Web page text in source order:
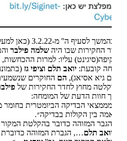
לסעיף ה'' מ-3.2.22 (כאן למעלה)
החקירות שבו היה שלמה פילברוהם
עליו: למרות ההכחשות, חוות
קובעת:יואב תלם וציפי גז(בתמונה
גיא אסיאג),הםהחוקרים שנשמעים
מחוץ לחדר החקירות שלפילבר.
חוות הדעת של המומחה:
הבדיקה הביומטרית בחומר
בין הקולות בבדיקה״.
המזוהה כדובר בהקלטת המקור הינו–
תלם …, הגברת המזוהה כדוברת